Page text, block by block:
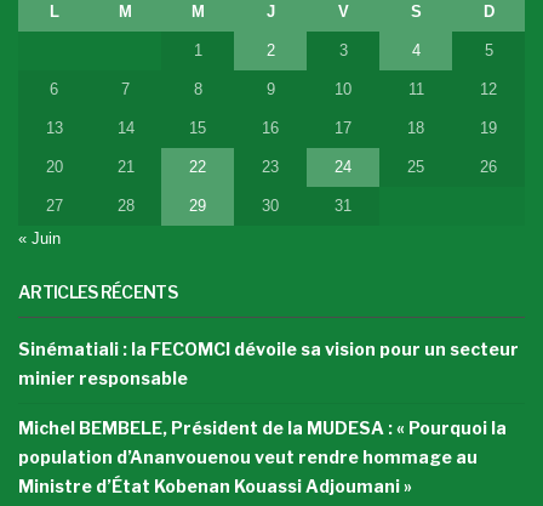
L M M J V S D
1 2 3 4 5
6 7 8 9 10 11 12
13 14 15 16 17 18 19
20 21 22 23 24 25 26
27 28 29 30
31
« Juin
ARTICLES RÉCENTS
Sinématiali : la FECOMCI dévoile sa vision pour un secteur
minier responsable
Michel BEMBELE, Président de la MUDESA : « Pourquoi la
population d’Ananvouenou veut rendre hommage au
Ministre d’État Kobenan Kouassi Adjoumani »